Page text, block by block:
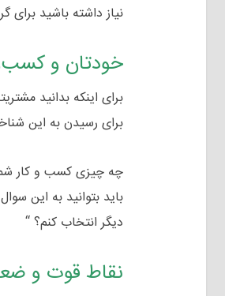
نیاز داشته باشید برای
خودتان و
برای اینکه بدانید
برای رسیدن به این
چه چیزی کسب و کار
باید بتوانید به این
دیگر انتخاب کنم؟ “
نقاط قوت و